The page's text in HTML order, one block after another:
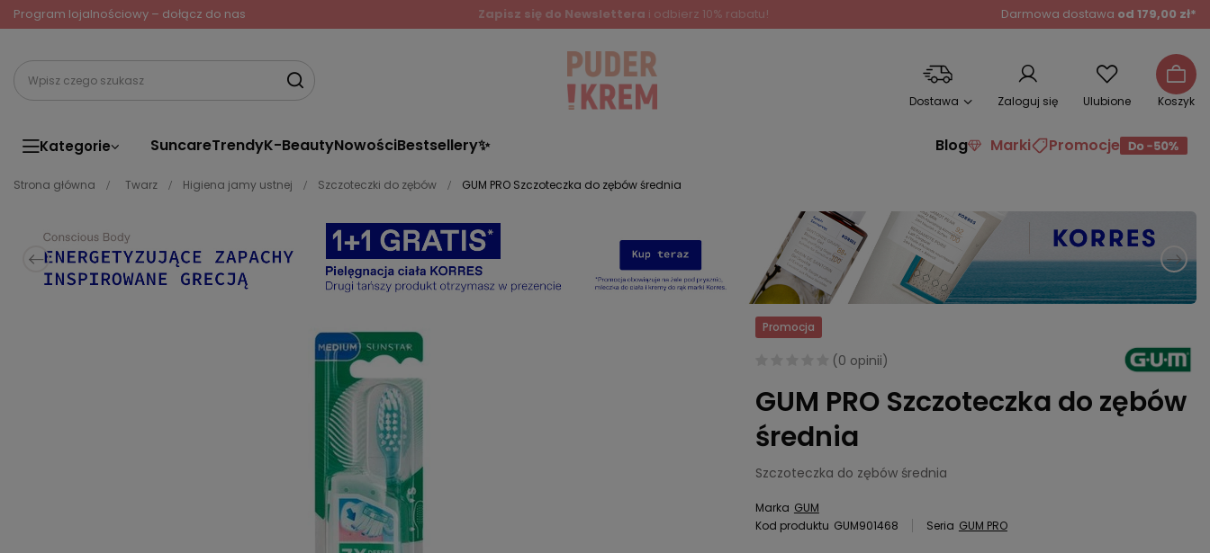
Program lojalnościowy – dołącz do nas Darmowa dostawa od 179,00 zł*
Dostawa Zaloguj się Ulubione Koszyk
Kategorie SuncareTrendyK-BeautyNowościBestsellery✨ Blog Marki Promocje
Strona główna Twarz Higiena jamy ustnej Szczoteczki do zębów GUM PRO Szczoteczka do zębów średnia
Promocja
(0 opinii)
GUM PRO Szczoteczka do zębów
średnia
Szczoteczka do zębów średnia
Marka GUM
Kod produktu GUM901468 Seria GUM PRO